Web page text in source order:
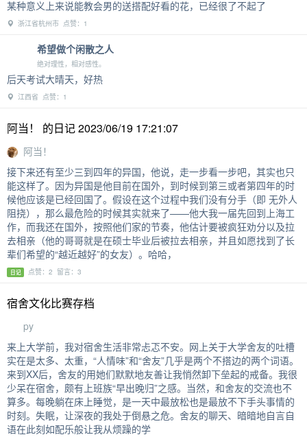
某种意义上来说能教会男的送搭配好看的花，已经很了不起了
浙江省杭州市 点赞：1
希望做个闲散之人
绝对理性，相对感性。
后天考试大晴天，好热
江西省 点赞：1
阿当！ 的日记 2023/06/19 17:21:07
阿当！
接下来还有至少三到四年的异国，他说，走一步看一步吧，其实也只
能这样了。因为异国是他目前在国外，到时候到第三或者第四年的时
候他应该是已经回国了。假设在这个过程中我们没有分手（即 无外人
阻挠），那么最危险的时候其实就来了——他大我一届先回到上海工
作，而我还在国外，按照他们家的节奏，他估计要被疯狂劝分以及拉
去相亲（他的哥哥就是在硕士毕业后被拉去相亲，并且如愿找到了长
辈们希望的“越近越好”的女友）。哈哈，
日记 点赞：2 留言：3
宿舍文化比赛存档
py
来上大学前，我对宿舍生活非常忐忑不安。网上关于大学舍友的吐槽
实在是太多、太重，“人情味”和“舍友”几乎是两个不搭边的两个词语。
来到XX后，舍友的用她们默默地友善让我悄然卸下垒起的戒备。我很
少呆在宿舍，颇有上班族“早出晚归”之感。当然，和舍友的交流也不
算多。每晚躺在床上睡觉，是一天中最放松也是最放不下手头事情的
时刻。失眠，让深夜的我处于倒悬之危。舍友的聊天、暗暗地自言自
语在此刻如配乐般让我从烦躁的学